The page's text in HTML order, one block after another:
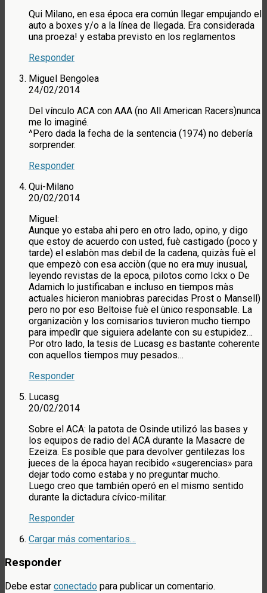
Qui Milano, en esa época era común llegar empujando el
auto a boxes y/o a la línea de llegada. Era considerada
una proeza! y estaba previsto en los reglamentos
Responder
Miguel Bengolea
24/02/2014
Del vínculo ACA con AAA (no All American Racers)nunca
me lo imaginé.
^Pero dada la fecha de la sentencia (1974) no debería
sorprender.
Responder
Qui-Milano
20/02/2014
Miguel:
Aunque yo estaba ahi pero en otro lado, opino, y digo
que estoy de acuerdo con usted, fuè castigado (poco y
tarde) el eslabòn mas debil de la cadena, quizàs fuè el
que empezò con esa acciòn (que no era muy inusual,
leyendo revistas de la epoca, pilotos como Ickx o De
Adamich lo justificaban e incluso en tiempos màs
actuales hicieron maniobras parecidas Prost o Mansell)
pero no por eso Beltoise fuè el ùnico responsable. La
organizaciòn y los comisarios tuvieron mucho tiempo
para impedìr que siguiera adelante con su estupidez…
Por otro lado, la tesis de Lucasg es bastante coherente
con aquellos tiempos muy pesados…
Responder
Lucasg
20/02/2014
Sobre el ACA: la patota de Osinde utilizó las bases y
los equipos de radio del ACA durante la Masacre de
Ezeiza. Es posible que para devolver gentilezas los
jueces de la época hayan recibido «sugerencias» para
dejar todo como estaba y no preguntar mucho.
Luego creo que también operó en el mismo sentido
durante la dictadura cívico-militar.
Responder
Cargar más comentarios…
Responder
Debe estar conectado para publicar un comentario.